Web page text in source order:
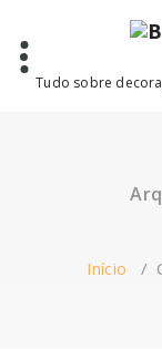
conteúdoTudo sobre
Início /